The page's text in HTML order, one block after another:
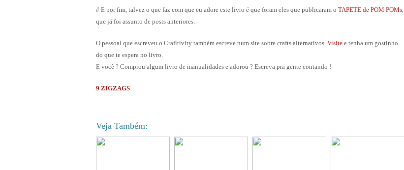
# E por fim, talvez o que faz com que eu adore este livro é que foram eles que publicaram o TAPETE de POM POMs,
que já foi assunto de posts anteriores.
O pessoal que escreveu o Crafitivity também escreve num site sobre crafts alternativos. Visite e tenha um gostinho
do que te espera no livro.
E você ? Comprou algum livro de manualidades e adorou ? Escreva pra gente contando !
9 ZIGZAGS
Veja Também: